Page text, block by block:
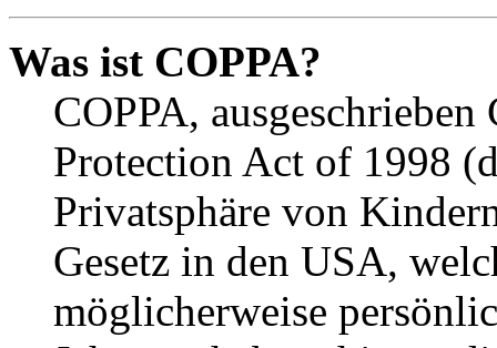
Was ist COPPA?
COPPA,
Protection Act of 1998
Privatsphäre von
Gesetz in den USA,
möglicherweise